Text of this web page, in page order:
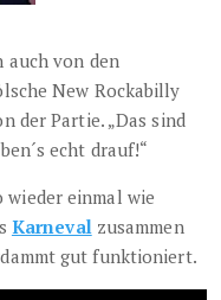
auch von den
New Rockabilly
der Partie. „Das sind
echt drauf!“
einmal wie
Karnevalzusammen
gut funktioniert.